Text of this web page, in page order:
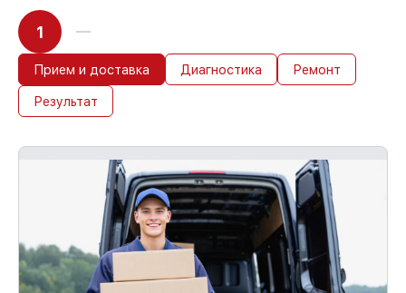
1
Прием и доставка Диагностика Ремонт
Результат